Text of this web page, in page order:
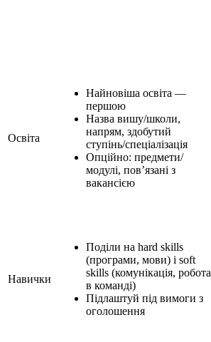
Освіта
Найновіша освіта —
першою
Назва вишу/школи,
напрям, здобутий
ступінь/спеціалізація
Опційно: предмети/
модулі, пов’язані з
вакансією
Навички
Поділи на hard skills
(програми, мови) і soft
skills (комунікація, робота
в команді)
Підлаштуй під вимоги з
оголошення